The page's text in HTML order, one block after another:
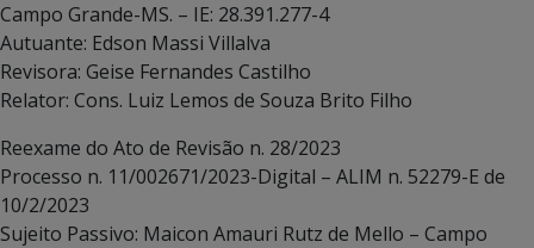
Campo Grande-MS. – IE: 28.391.277-4
Autuante: Edson Massi Villalva
Revisora: Geise Fernandes Castilho
Relator: Cons. Luiz Lemos de Souza Brito Filho
Reexame do Ato de Revisão n. 28/2023
Processo n. 11/002671/2023-Digital – ALIM n. 52279-E de
10/2/2023
Sujeito Passivo: Maicon Amauri Rutz de Mello – Campo